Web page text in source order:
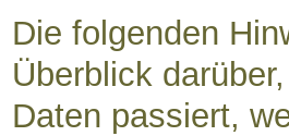
Die folgenden
Überblick
Daten passiert,